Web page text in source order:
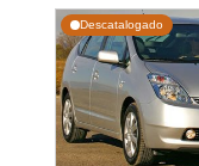
Descatalogado